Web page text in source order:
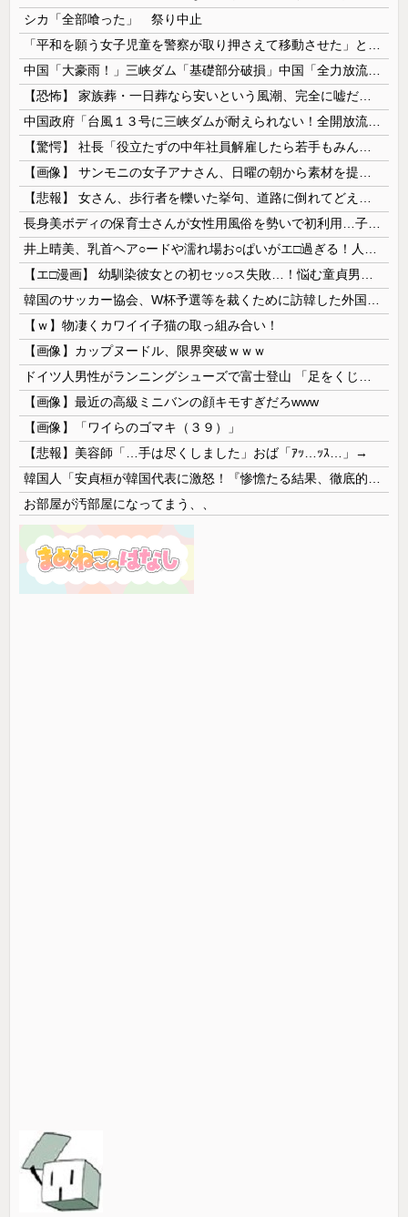
シカ「全部喰った」 祭り中止
【ｗ】物凄くカワイイ子猫の取っ組み合い！
【画像】カップヌードル、限界突破ｗｗｗ
【画像】最近の高級ミニバンの顔キモすぎだろwww
【画像】「ワイらのゴマキ（３９）」
【悲報】美容師「…手は尽くしました」おば「ｱｯ…ｯｽ…」→
お部屋が汚部屋になってまう、、